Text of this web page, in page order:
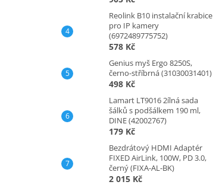
Reolink B10 instalační krabice
pro IP kamery
(6972489775752)
578 Kč
Genius myš Ergo 8250S,
černo-stříbrná (31030031401)
498 Kč
Lamart LT9016 2ílná sada
šálků s podšálkem 190 ml,
DINE (42002767)
179 Kč
Bezdrátový HDMI Adaptér
FIXED AirLink, 100W, PD 3.0,
černý (FIXA-AL-BK)
2 015 Kč